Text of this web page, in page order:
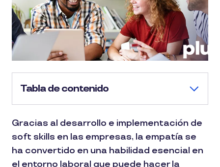
Tabla de contenido
Gracias al desarrollo e implementación de
soft skills en las empresas, la empatía se
ha convertido en una habilidad esencial en
el entorno laboral que puede hacer la